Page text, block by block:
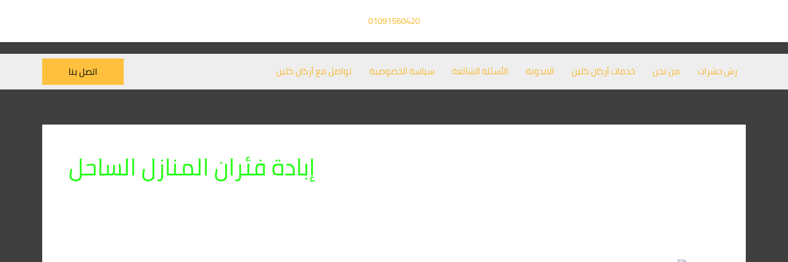
01091560420
رش حشرات من نحن خدمات أركان كلين المدونة الأسئلة الشائعة سياسة الخصوصية تواصل مع أركان كلين اتصل بنا
إبادة فئران المنازل الساحل